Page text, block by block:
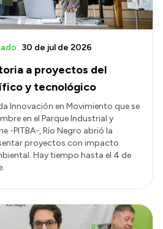
a proyectos del
y tecnológico
30 de jul de 2026
Innovación en Movimiento que se
en el Parque Industrial y
-PITBA-, Río Negro abrió la
proyectos con impacto
Hay tiempo hasta el 4 de